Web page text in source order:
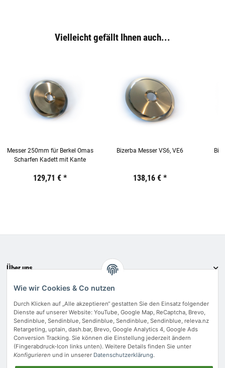
Vielleicht gefällt Ihnen auch...
Messer 250mm für Berkel Omas
Scharfen Kadett mit Kante
19,44 €inkl. 19% USt.
129,71 € *
Bizerba Messer VS6, VE6
19,44 €inkl. 19% USt.
138,16 € *
Über uns
Informationen
Bewerten Sie uns
Zahlungsmethoden
Wie wir Cookies & Co nutzen
Durch Klicken auf „Alle akzeptieren“ gestatten Sie den Einsatz folgender
Dienste auf unserer Website: YouTube, Google Map, ReCaptcha, Brevo,
Sendinblue, Sendinblue, Sendinblue, Sendinblue, Sendinblue, releva.nz
Retargeting, uptain, dash.bar, Brevo, Google Analytics 4, Google Ads
Conversion Tracking. Sie können die Einstellung jederzeit ändern
(Fingerabdruck-Icon links unten). Weitere Details finden Sie unter
Konfigurieren und in unserer Datenschutzerklärung.